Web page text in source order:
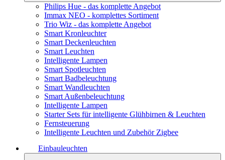
Philips Hue - das komplette Angebot
Immax NEO - komplettes Sortiment
Trio Wiz - das komplette Angebot
Smart Kronleuchter
Smart Deckenleuchten
Smart Leuchten
Intelligente Lampen
Smart Spotleuchten
Smart Badbeleuchtung
Smart Wandleuchten
Smart Außenbeleuchtung
Intelligente Lampen
Starter Sets für intelligente Glühbirnen & Leuchten
Fernsteuerung
Intelligente Leuchten und Zubehör Zigbee
Einbauleuchten